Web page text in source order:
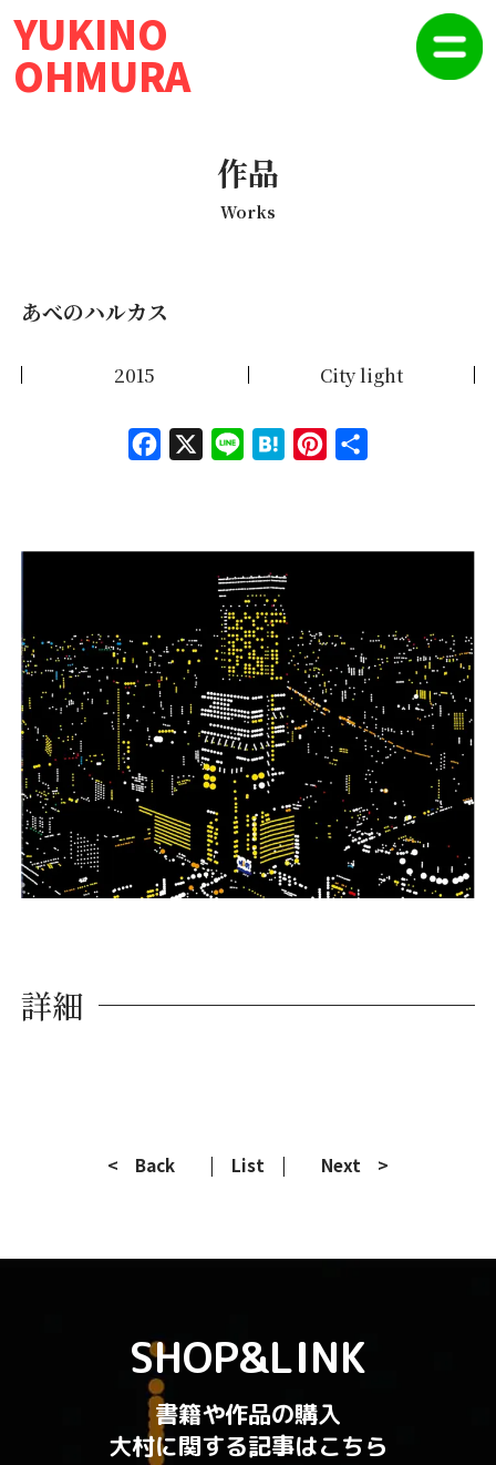
YUKINO
OHMURA
作品
Works
あべのハルカス
2015 City light
Face
X Line
Hate
Pinte
詳細
< Back | List | Next >
SHOP&LINK
書籍や作品の購入
大村に関する記事はこちら